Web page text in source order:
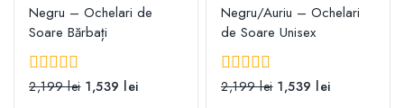
Negru – Ochelari de
Soare Bărbați
0
2,199lei 1,539 lei
Negru/Auriu – Ochelari
de Soare Unisex
0
2,199lei 1,539 lei